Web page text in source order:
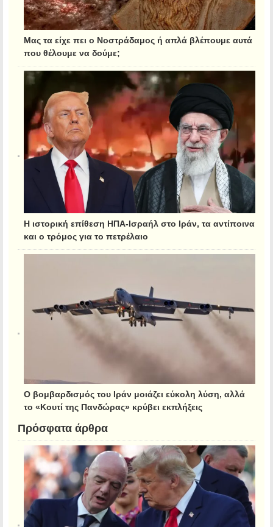
Μας τα είχε πει ο Νοστράδαμος ή απλά βλέπουμε αυτά
που θέλουμε να δούμε;
Η ιστορική επίθεση ΗΠΑ-Ισραήλ στο Ιράν, τα αντίποινα
και ο τρόμος για το πετρέλαιο
Ο βομβαρδισμός του Ιράν μοιάζει εύκολη λύση, αλλά
το «Κουτί της Πανδώρας» κρύβει εκπλήξεις
Πρόσφατα άρθρα